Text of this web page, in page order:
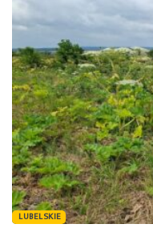
LUBELSKIE